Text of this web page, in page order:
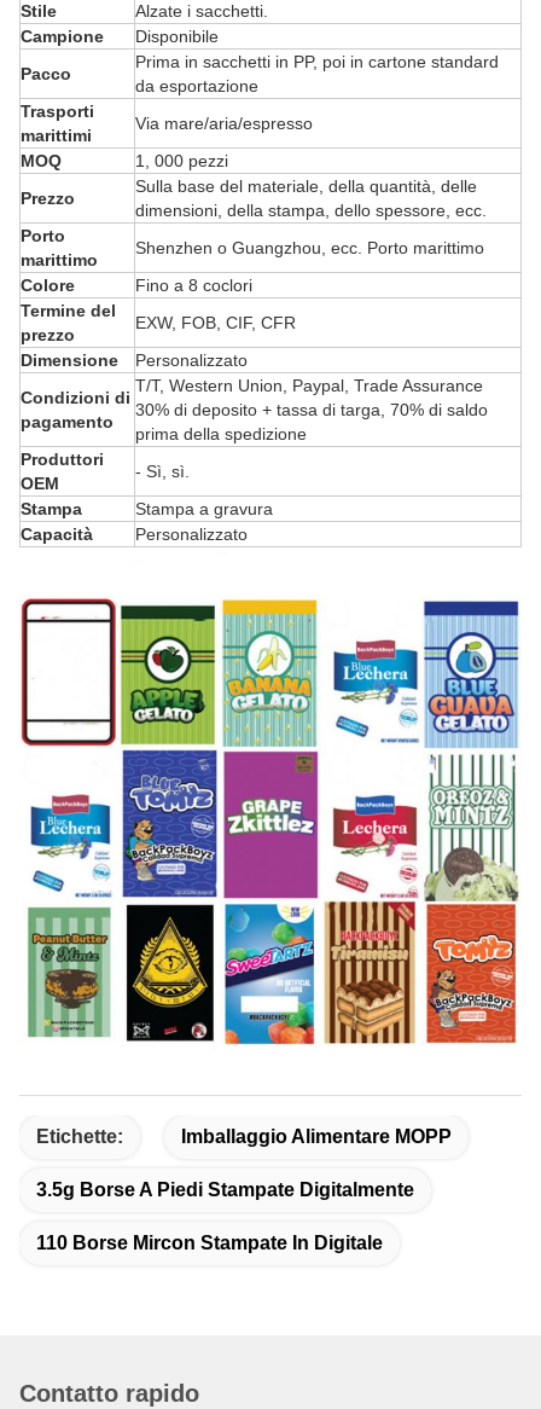
Stile
Alzate i sacchetti.
Campione
Disponibile
Pacco
Prima in sacchetti in PP, poi in cartone standard
da esportazione
Trasporti
marittimi
Via mare/aria/espresso
MOQ
1, 000 pezzi
Prezzo
Sulla base del materiale, della quantità, delle
dimensioni, della stampa, dello spessore, ecc.
Porto
marittimo
Shenzhen o Guangzhou, ecc. Porto marittimo
Colore
Fino a 8 coclori
Termine del
prezzo
EXW, FOB, CIF, CFR
Dimensione
Personalizzato
Condizioni di
pagamento
T/T, Western Union, Paypal, Trade Assurance
30% di deposito + tassa di targa, 70% di saldo
prima della spedizione
Produttori
OEM
- Sì, sì.
Stampa
Stampa a gravura
Capacità
Personalizzato
Etichette: Imballaggio Alimentare MOPP
3.5g Borse A Piedi Stampate Digitalmente
110 Borse Mircon Stampate In Digitale
Contatto rapido